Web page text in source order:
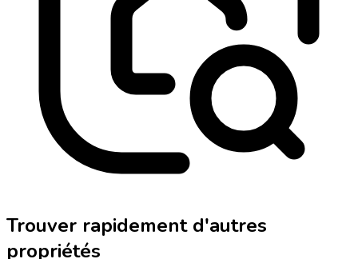
Trouver rapidement d'autres
propriétés